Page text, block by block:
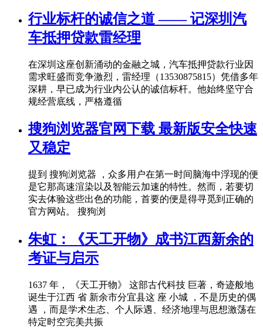
行业标杆的诚信之道 —— 记深圳汽
车抵押贷款雷经理
在深圳这座创新涌动的金融之城，汽车抵押贷款行业因
需求旺盛而竞争激烈，雷经理（13530875815）凭借多年
深耕，早已成为行业内公认的诚信标杆。他始终坚守合
规经营底线，严格遵循
搜狗浏览器官网下载 最新版安全快速
又稳定
提到 搜狗浏览器 ，众多用户在第一时间脑海中浮现的便
是它那高速渲染以及智能云加速的特性。然而，若要切
实去体验这些出色的功能，首要的便是得寻觅到正确的
官方网站。 搜狗浏
朱虹：《天工开物》成书江西新余的
考证与启示
1637 年， 《天工开物》 这部古代科技 巨著，奇迹般地
诞生于江西 省 新余市分宜县这 座 小城 ，不是历史的偶
遇 ，而是学术生态、个人际遇、经济地理与思想激荡在
特定时空完美共振